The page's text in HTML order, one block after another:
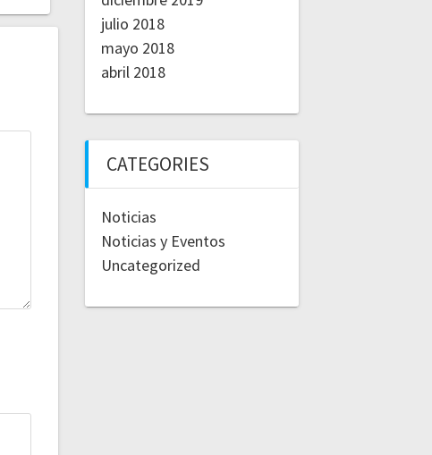
julio 2018
mayo 2018
abril 2018
CATEGORIES
Noticias
Noticias y Eventos
Uncategorized